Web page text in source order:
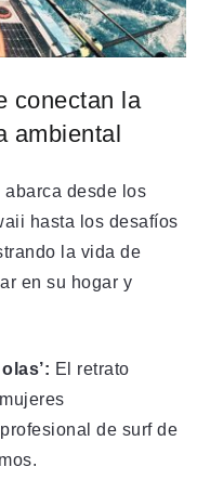
conectan la
ambiental
abarca desde los
hasta los desafíos
la vida de
en su hogar y
El retrato
de surf de